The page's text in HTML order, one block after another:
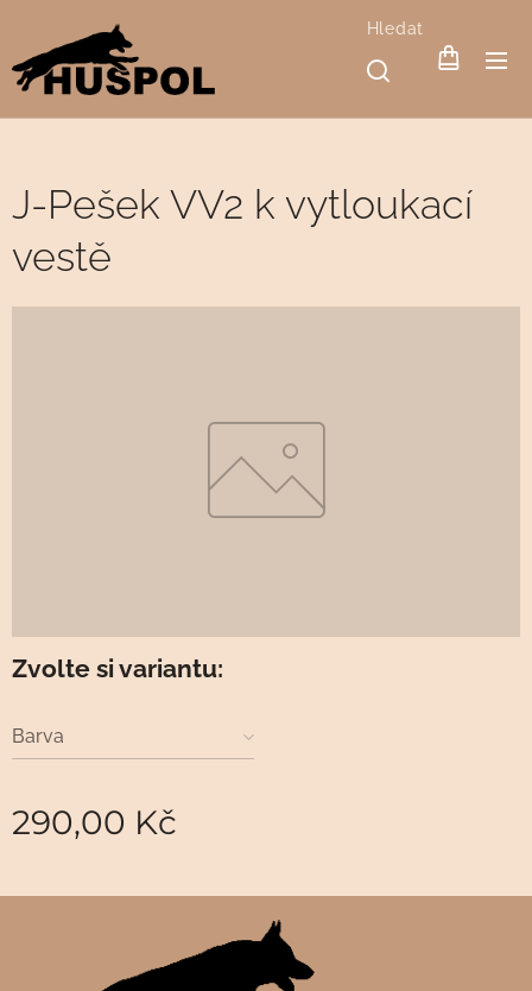
Hledat
J-Pešek VV2 k vytloukací
vestě
Zvolte si variantu:
Barva
290,00 Kč